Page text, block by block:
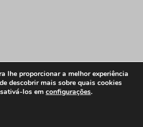
lhe proporcionar a melhor experiência
descobrir mais sobre quais cookies
los em configurações.
Cookie Banner